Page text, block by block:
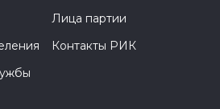
Лица партии
Контакты РИК